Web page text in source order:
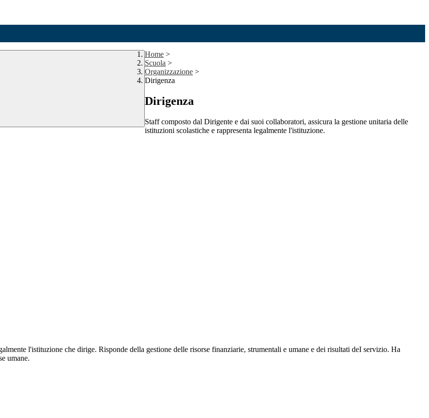
Home >
Scuola >
Organizzazione >
Dirigenza
Dirigenza
Staff composto dal Dirigente e dai suoi collaboratori, assicura la gestione unitaria delle
istituzioni scolastiche e rappresenta legalmente l'istituzione.
l'istituzione che dirige. Risponde della gestione delle risorse finanziarie, strumentali e umane e dei risultati deI servizio. Ha
umane.